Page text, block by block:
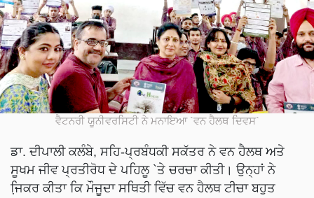
ਵੈਟਨਰੀ ਯੂਨੀਵਰਸਿਟੀ ਨੇ ਮਨਾਇਆ `ਵਨ ਹੈਲਥ ਦਿਵਸ`
ਡਾ. ਦੀਪਾਲੀ ਕਲੰਬੇ, ਸਹਿ-ਪ੍ਰਬੰਧਕੀ ਸਕੱਤਰ ਨੇ ਵਨ ਹੈਲਥ ਅਤੇ
ਸੂਖਮ ਜੀਵ ਪ੍ਰਤੀਰੋਧ ਦੇ ਪਹਿਲੂ `ਤੇ ਚਰਚਾ ਕੀਤੀ। ਉਨ੍ਹਾਂ ਨੇ
ਜਿ਼ਕਰ ਕੀਤਾ ਕਿ ਮੌਜੂਦਾ ਸਥਿਤੀ ਵਿੱਚ ਵਨ ਹੈਲਥ ਟੀਚਾ ਬਹੁਤ